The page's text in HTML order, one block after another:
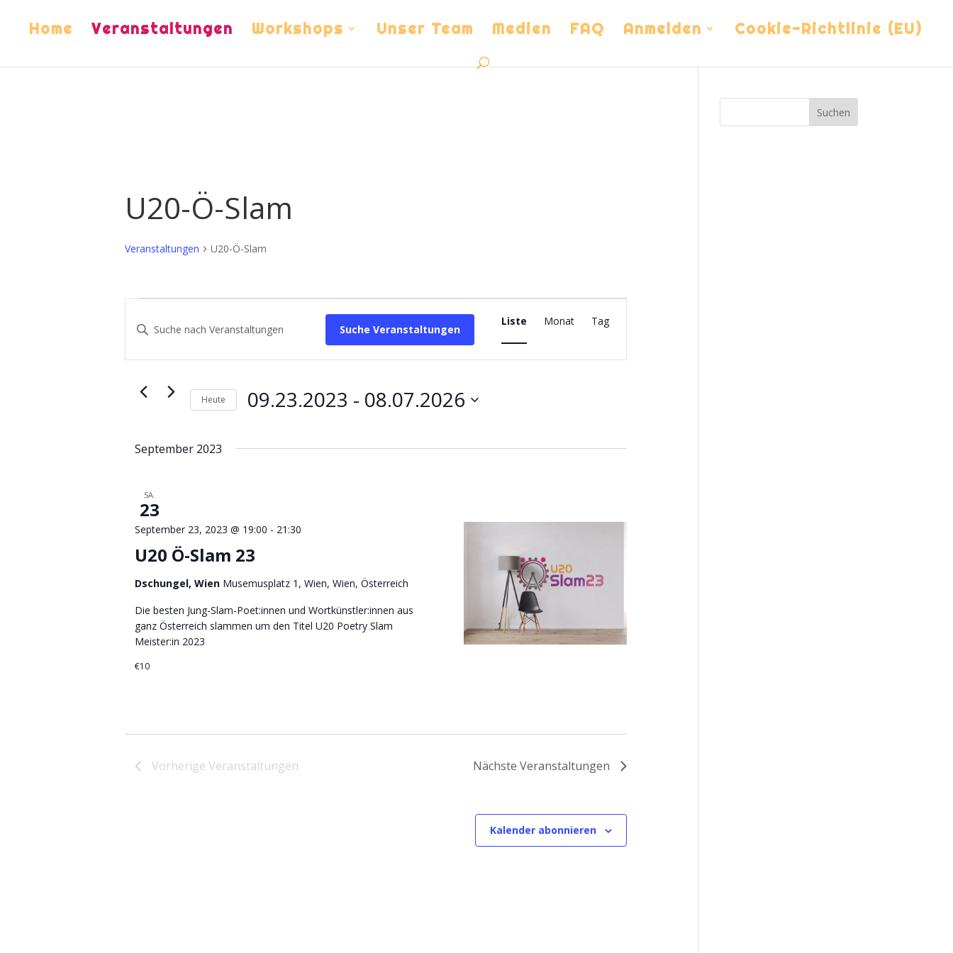
Home Veranstaltungen Workshops Unser Team Medien FAQ Anmelden Cookie-Richtlinie (EU)
U20-Ö-Slam
Veranstaltungen U20-Ö-Slam
Veranstaltungen
Veranstaltungen
Suche
Ansichten,
Navigation
Bitte
Schlüsselwort
nach
Suche Veranstaltungen
Veranstaltung
Ansichten-
Liste Monat Tag
Heute 09.23.2023 - 08.07.2026
September 2023
SA.
23
U20 Ö-Slam 23
September 23, 2023 @ 19:00 - 21:30
Dschungel, Wien Musemusplatz 1, Wien, Wien, Österreich
Die besten Jung-Slam-Poet:innen und Wortkünstler:innen aus
ganz Österreich slammen um den Titel U20 Poetry Slam
Meister:in 2023
€10
VorherigeVeranstaltungen NächsteVeranstaltungen
Kalender abonnieren
Suchen